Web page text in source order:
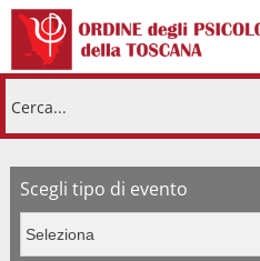
Cerca...
Scegli tipo di evento